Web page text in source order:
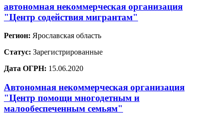
автономная некоммерческая организация
"Центр содействия мигрантам"
Регион: Ярославская область
Статус: Зарегистрированные
Дата ОГРН: 15.06.2020
Автономная некоммерческая организация
"Центр помощи многодетным и
малообеспеченным семьям"